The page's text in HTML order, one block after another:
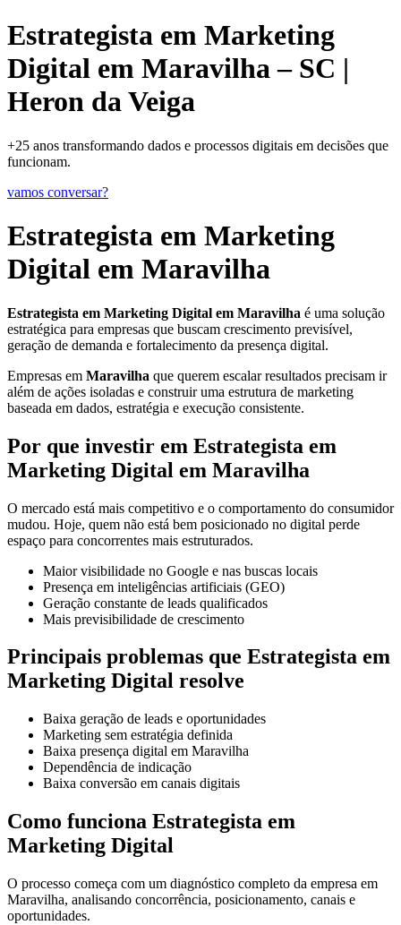
Estrategista em Marketing
Digital em Maravilha – SC |
Heron da Veiga
+25 anos transformando dados e processos digitais em decisões que
funcionam.
vamos conversar?
Estrategista em Marketing
Digital em Maravilha
Estrategista em Marketing Digital em Maravilha é uma solução
estratégica para empresas que buscam crescimento previsível,
geração de demanda e fortalecimento da presença digital.
Empresas em Maravilha que querem escalar resultados precisam ir
além de ações isoladas e construir uma estrutura de marketing
baseada em dados, estratégia e execução consistente.
Por que investir em Estrategista em
Marketing Digital em Maravilha
O mercado está mais competitivo e o comportamento do consumidor
mudou. Hoje, quem não está bem posicionado no digital perde
espaço para concorrentes mais estruturados.
Maior visibilidade no Google e nas buscas locais
Presença em inteligências artificiais (GEO)
Geração constante de leads qualificados
Mais previsibilidade de crescimento
Principais problemas que Estrategista em
Marketing Digital resolve
Baixa geração de leads e oportunidades
Marketing sem estratégia definida
Baixa presença digital em Maravilha
Dependência de indicação
Baixa conversão em canais digitais
Como funciona Estrategista em
Marketing Digital
O processo começa com um diagnóstico completo da empresa em
Maravilha, analisando concorrência, posicionamento, canais e
oportunidades.